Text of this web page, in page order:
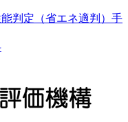
判定（省エネ適判）手